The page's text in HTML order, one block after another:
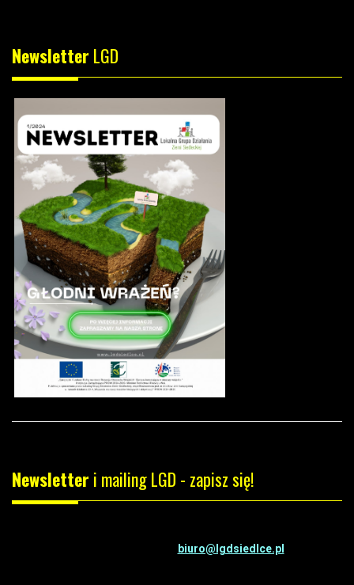
Newsletter LGD
Newsletter i mailing LGD - zapisz się!
biuro@lgdsiedlce.pl